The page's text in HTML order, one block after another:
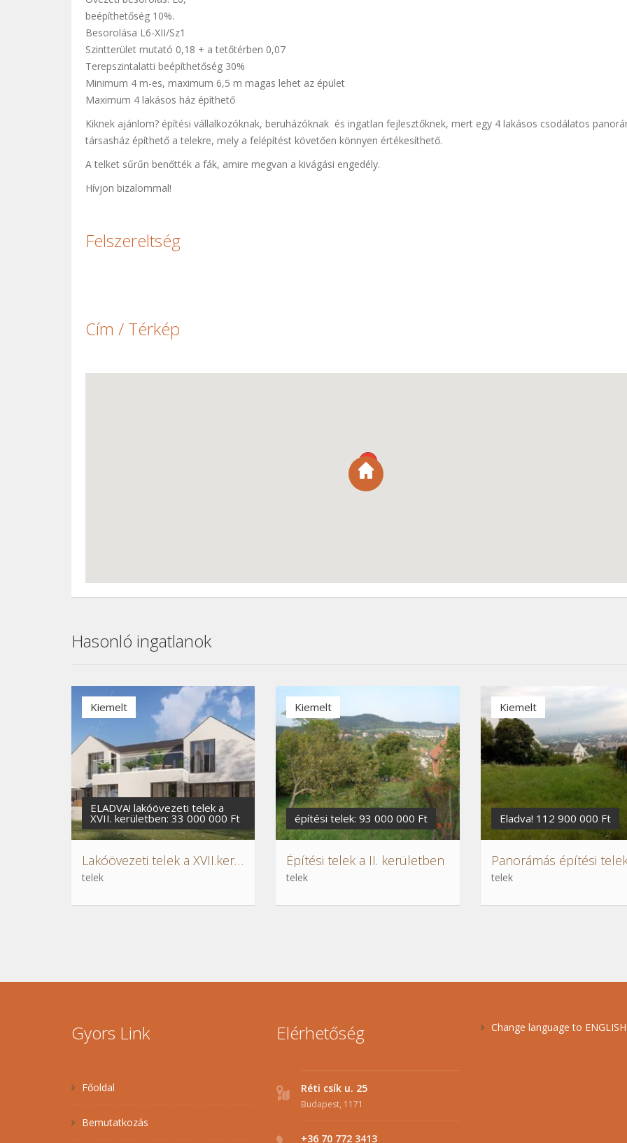
beépíthetőség 10%.
Besorolása L6-XII/Sz1
Szintterület mutató 0,18 + a tetőtérben 0,07
Terepszintalatti beépíthetőség 30%
Minimum 4 m-es, maximum 6,5 m magas lehet az épület
Maximum 4 lakásos ház építhető
Kiknek ajánlom? építési vállalkozóknak, beruházóknak és ingatlan fejlesztőknek, mert egy 4 lakásos csodálatos
társasház építhető a telekre, mely a felépítést követően könnyen értékesíthető.
A telket sűrűn benőtték a fák, amire megvan a kivágási engedély.
Hívjon bizalommal!
Felszereltség
Cím / Térkép
Hasonló ingatlanok
ELADVA! lakóövezeti telek a
XVII. kerületben: 33 000 000 Ft
Kiemelt
Lakóövezeti telek a XVII.kerület csendes utcájában
telek
építési telek: 93 000 000 Ft
Kiemelt
Építési telek a II. kerületben
telek
Eladva! 112 900 000 Ft
Kiemelt
telek
Gyors Link
Főoldal
Bemutatkozás
Elérhetőség
Réti csík u. 25
Budapest, 1171
+36 70 772 3413
Change language to ENGLISH